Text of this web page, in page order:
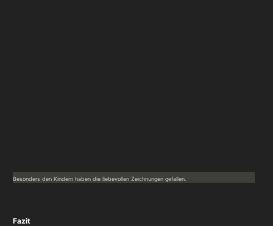
Besonders den Kindern haben die liebevollen Zeichnungen gefallen.
Fazit